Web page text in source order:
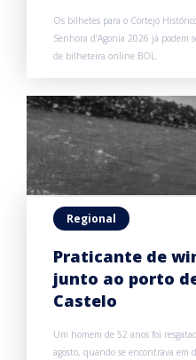
Os bilhetes para o Cortejo
Senhora d’Agonia 2026 já podem
de bilheteira online BOL.
Regional
Praticante de
junto ao porto
Castelo
Um homem de 52 anos foi
agosto, quando se encontrava